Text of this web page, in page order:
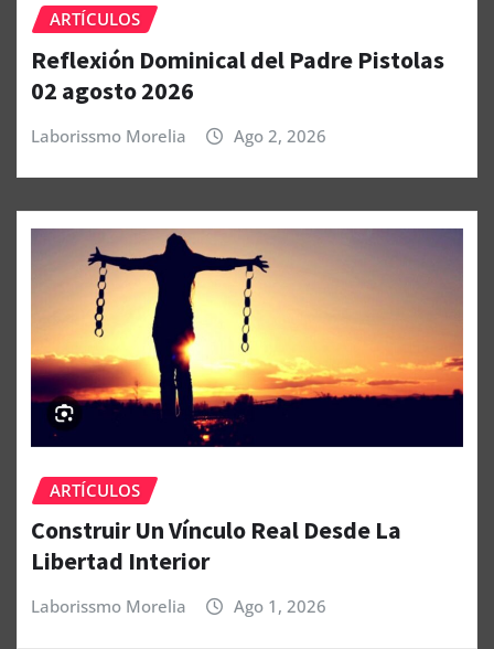
ARTÍCULOS
Reflexión Dominical del Padre Pistolas
02 agosto 2026
Laborissmo Morelia Ago 2, 2026
ARTÍCULOS
Construir Un Vínculo Real Desde La
Libertad Interior
Laborissmo Morelia Ago 1, 2026